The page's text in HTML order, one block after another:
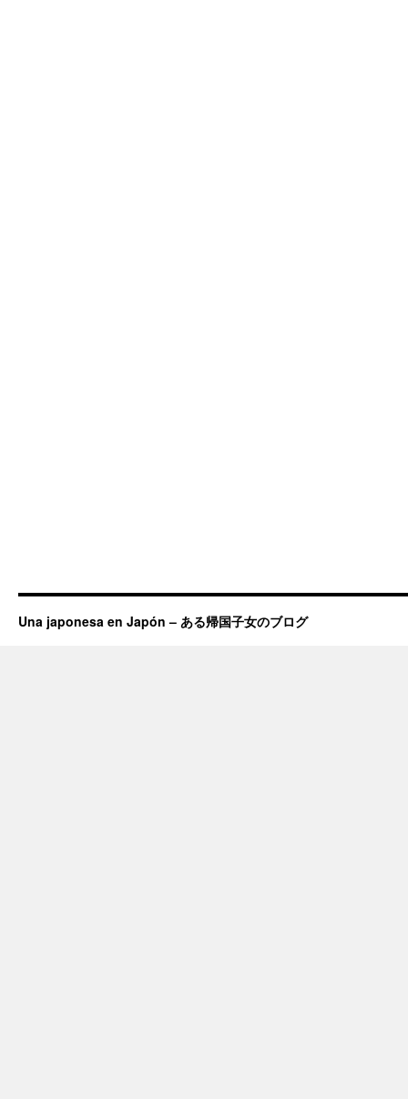
Una japonesa en Japón – ある帰国子女のブログ